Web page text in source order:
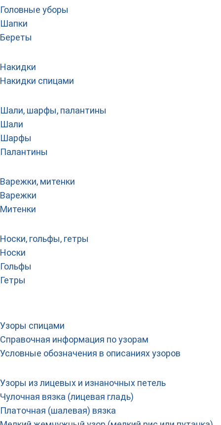
Головные уборы
Шапки
Береты
Накидки
Накидки спицами
Шали, шарфы, палантины
Шали
Шарфы
Палантины
Варежки, митенки
Варежки
Митенки
Носки, гольфы, гетры
Носки
Гольфы
Гетры
Узоры спицами
Справочная информация по узорам
Условные обозначения в описаниях узоров
Узоры из лицевых и изнаночных петель
Чулочная вязка (лицевая гладь)
Платочная (шалевая) вязка